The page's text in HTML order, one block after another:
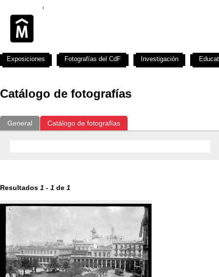
Catálogo de fotografías
General Catálogo de fotografías
Resultados 1 - 1 de 1
Exposiciones Fotografías del CdF Investigación